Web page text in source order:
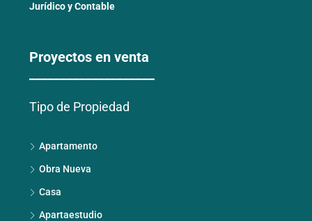
Jurídico y Contable
Proyectos en venta
Tipo de Propiedad
Apartamento
Obra Nueva
Casa
Apartaestudio